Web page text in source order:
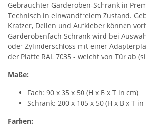
Gebrauchter Garderoben-Schrank in
Technisch in einwandfreiem Zustand.
Kratzer, Dellen und Aufkleber können
Garderobenfach-Schrank wird bei
oder Zylinderschloss mit einer
der Platte RAL 7035 - weicht von Tür ab
Maße:
Fach: 90 x 35 x 50 (H x B x T in cm)
Schrank: 200 x 105 x 50 (H x B x T in
Farben: